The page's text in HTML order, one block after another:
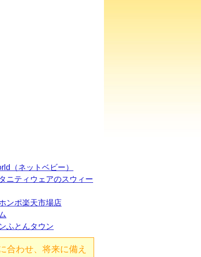
（ネットベビー）
ニティウェアのスウィー
ンポ楽天市場店
ふとんタウン
合わせ、将来に備え